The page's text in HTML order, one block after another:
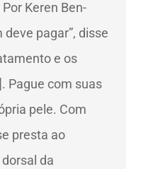
Keren Ben-
pagar”, disse
e os
Pague com suas
pele. Com
presta ao
da